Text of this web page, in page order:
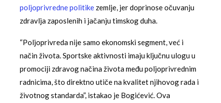
poljoprivredne politike zemlje, jer doprinose očuvanju
zdravlja zaposlenih i jačanju timskog duha.
“Poljoprivreda nije samo ekonomski segment, već i
način života. Sportske aktivnosti imaju ključnu ulogu u
promociji zdravog načina života među poljoprivrednim
radnicima, što direktno utiče na kvalitet njihovog rada i
životnog standarda”, istakao je Bogićević. Ova